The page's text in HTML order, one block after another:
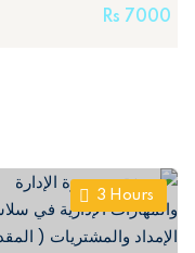
7000
Rs
3 Hours